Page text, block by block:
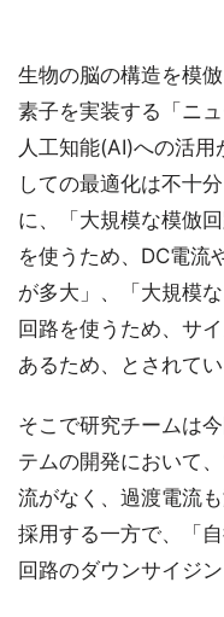
生物の脳の構造を模
素子を実装する「ニ
人工知能(AI)への活
しての最適化は不十
に、「大規模な模倣
を使うため、DC電流
が多大」、「大規模
回路を使うため、サ
あるため、とされてい
そこで研究チームは
テムの開発において
流がなく、過渡電流
採用する一方で、「
回路のダウンサイジ